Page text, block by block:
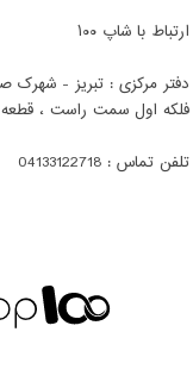
ارتباط با شاپ ۱۰۰
فلکه اول سمت راست ، قطعه 22300203 - طبقه بالای همکف
تلفن تماس : 04133122718